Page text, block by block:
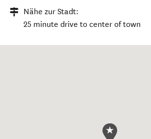
Nähe zur Stadt:
25 minute drive to center of town